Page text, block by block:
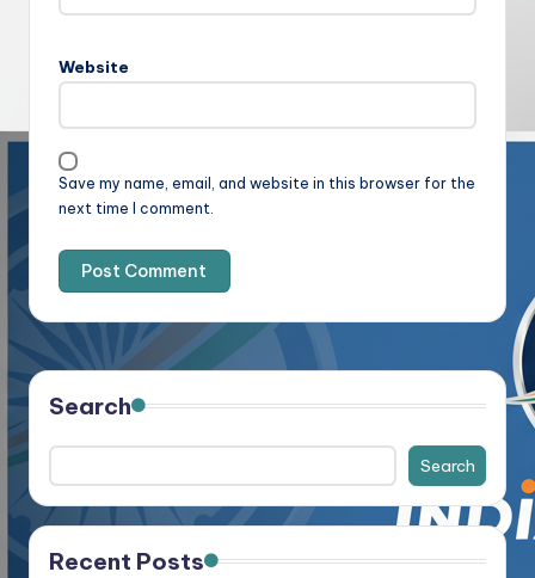
Website
Save my name, email, and website in this browser for the
next time I comment.
Search
Search
Recent Posts